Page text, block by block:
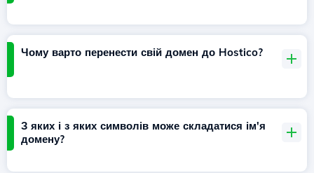
Чому варто перенести свій домен до Hostico?
З яких і з яких символів може складатися ім'я
домену?